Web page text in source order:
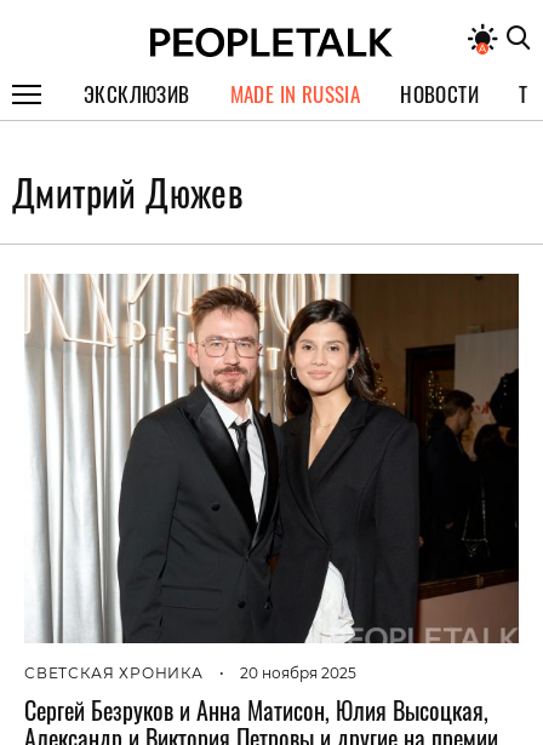
ЭКСКЛЮЗИВ
СПЕЦПРОЕКТЫ
ИНТЕРВЬЮ
ПОКОЛЕНИЕ
MADE IN RUSSIA НОВОСТИ
Дмитрий Дюжев
СВЕТСКАЯ ХРОНИКА • 20 ноября 2025
Сергей Безруков и Анна Матисон, Юлия Высоцкая,
Александр и Виктория Петровы и другие на премии